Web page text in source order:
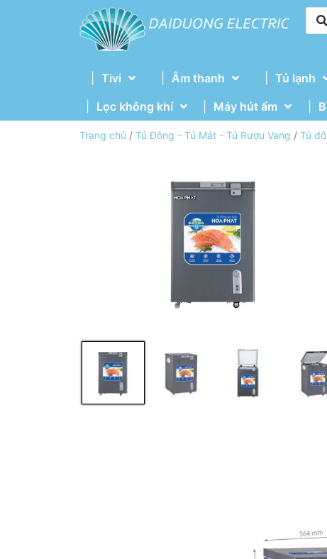
Tivi Âm thanh Tủ lạnh
Lọc không khí
Máy hút ẩm
Trang chủ / Tủ Đông - Tủ Mát - Tủ Rượu Vang / Tủ